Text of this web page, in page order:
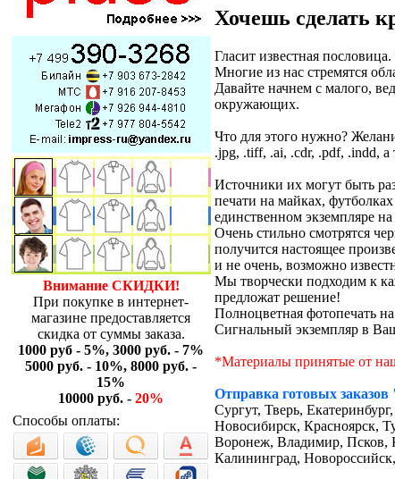
Внимание СКИДКИ!
При покупке в интернет-
магазине предоставляется
скидка от суммы заказа.
1000 руб - 5%, 3000 руб. - 7%
5000 руб. - 10%, 8000 руб. -
15%
10000 руб. - 20%
Способы оплаты:
Хочешь сделать
Гласит известная
Многие из нас стремятся
Давайте начнем с малого,
окружающих.
Что для этого нужно?
.jpg, .tiff, .ai, .cdr, .pdf, .indd, а
Источники их могут быть
печати на майках, футболках
единственном экземпляре на
Очень стильно смотрятся
получится настоящее
и не очень, возможно
Мы творчески подходим к
предложат решение!
Полноцветная фотопечать
Сигнальный экземпляр в
*Материалы принятые от
Отправка готовых
Сургут, Тверь,
Новосибирск, Красноярск,
Воронеж, Владимир, Псков,
Калининград,